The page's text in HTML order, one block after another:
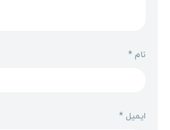
نام*
ایمیل *